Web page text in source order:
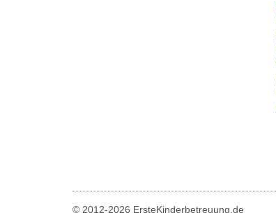
© 2012-2026 ErsteKinderbetreuung.de